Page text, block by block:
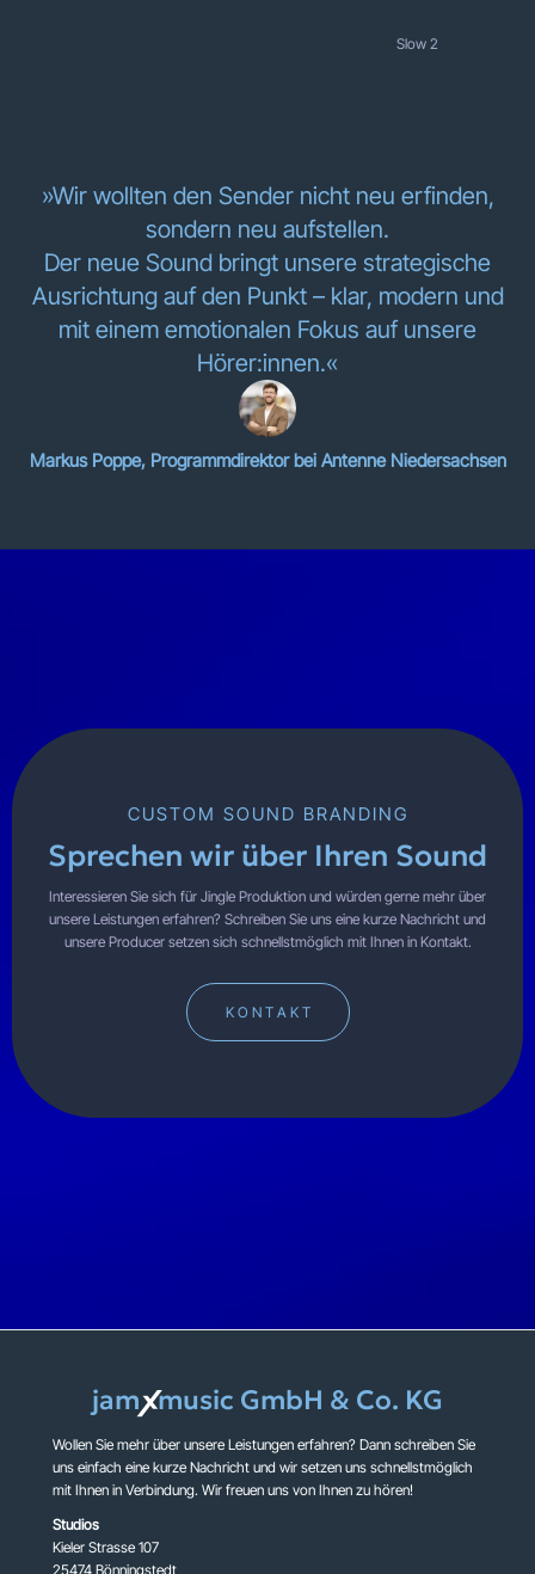
Slow 2
»Wir wollten den Sender nicht neu erfinden,
sondern neu aufstellen.
Der neue Sound bringt unsere strategische
Ausrichtung auf den Punkt – klar, modern und
mit einem emotionalen Fokus auf unsere
Hörer:innen.«
Markus Poppe, Programmdirektor bei Antenne Niedersachsen
CUSTOM SOUND BRANDING
Sprechen wir über Ihren Sound
Interessieren Sie sich für Jingle Produktion und würden gerne mehr über
unsere Leistungen erfahren? Schreiben Sie uns eine kurze Nachricht und
unsere Producer setzen sich schnellstmöglich mit Ihnen in Kontakt.
K O N T A K T
jamXmusic GmbH & Co. KG
Wollen Sie mehr über unsere Leistungen erfahren? Dann schreiben Sie
uns einfach eine kurze Nachricht und wir setzen uns schnellstmöglich
mit Ihnen in Verbindung. Wir freuen uns von Ihnen zu hören!
Studios
Kieler Strasse 107
25474 Bönningstedt